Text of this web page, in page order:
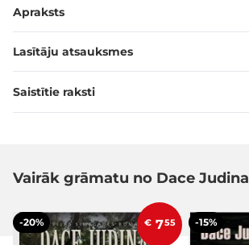
Apraksts
Lasītāju atsauksmes
Saistītie raksti
Vairāk grāmatu no Dace Judina
-20% € 755 -15%